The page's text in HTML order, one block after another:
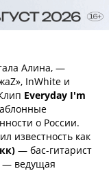
Алина, —
InWhite и
Everyday I'm
о России.
известность как
— бас-гитарист
— ведущая